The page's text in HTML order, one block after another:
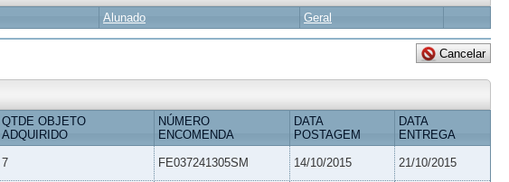
Alunado Geral
QTDE OBJETO
ADQUIRIDO
NÚMERO
ENCOMENDA
DATA
POSTAGEM
DATA
ENTREGA
7 FE037241305SM 14/10/2015 21/10/2015